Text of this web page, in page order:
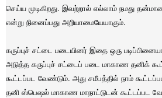
செய்ய முடிகிறது. இவற்றால் எல்லாம் நமது
என்று நினைப்பது அறியாமையேயாகும்.
கருப்புச் சட்டை படையினர் இதை ஒரு
அடுத்த கருப்புச் சட்டைப் படை மாகாண தனிக்
கூட்டப்பட வேண்டும். அது சமீபத்தில் நாம்
தனி ஸ்பெஷல் மாகாண மாநாட்டுடன் கூட்டப்பட